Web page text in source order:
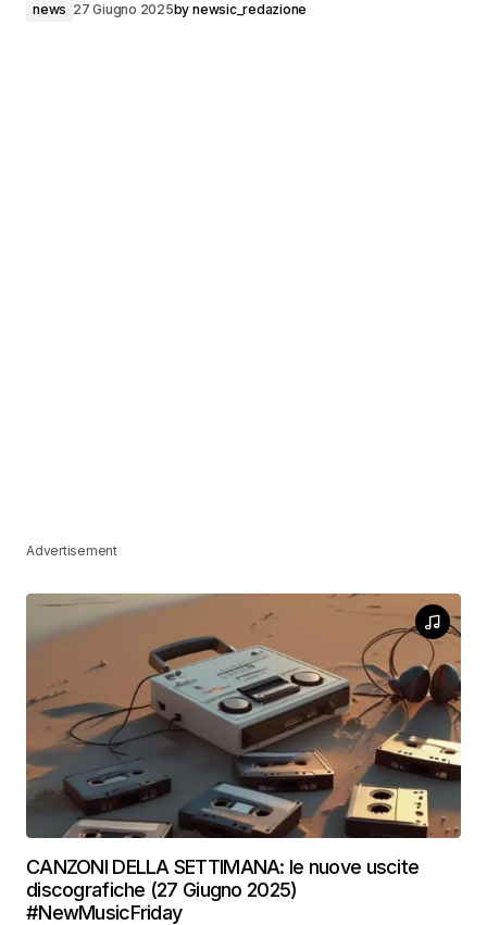
news 27 Giugno 2025by newsic_redazione
Advertisement
CANZONI DELLA SETTIMANA: le nuove uscite
discografiche (27 Giugno 2025)
#NewMusicFriday